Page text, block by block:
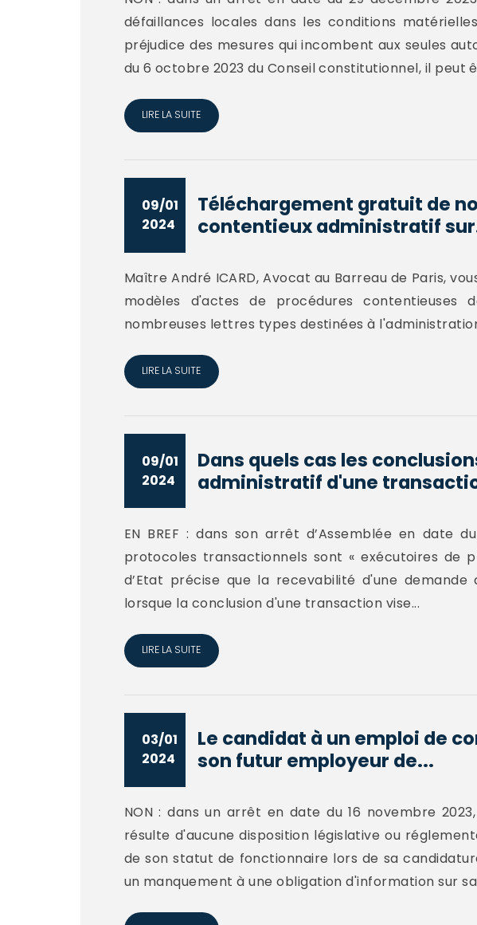
défaillances locales dans les conditions
préjudice des mesures qui incombent aux seules
du 6 octobre 2023 du Conseil constitutionnel, il peut
LIRE LA SUITE
09/01
2024
Téléchargement gratuit de
contentieux administratif
Maître André ICARD, Avocat au Barreau de Paris,
modèles d'actes de procédures
nombreuses lettres types destinées à
LIRE LA SUITE
09/01
2024
Dans quels cas les
administratif d'une
EN BREF : dans son arrêt d’Assemblée en date
protocoles transactionnels sont « exécutoires de
d’Etat précise que la recevabilité d'une
lorsque la conclusion d'une transaction vise...
LIRE LA SUITE
03/01
2024
Le candidat à un emploi de
son futur employeur de...
NON : dans un arrêt en date du 16 novembre
résulte d'aucune disposition législative ou
de son statut de fonctionnaire lors de sa
un manquement à une obligation d'information sur